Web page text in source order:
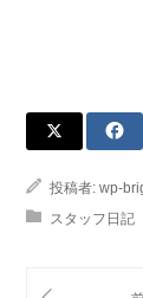
投稿者: wp-
スタッフ日記